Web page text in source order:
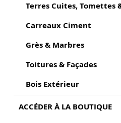
Terres Cuites, Tomettes
Carreaux Ciment
Grès & Marbres
Toitures & Façades
Bois Extérieur
ACCÉDER À LA BOUTIQUE